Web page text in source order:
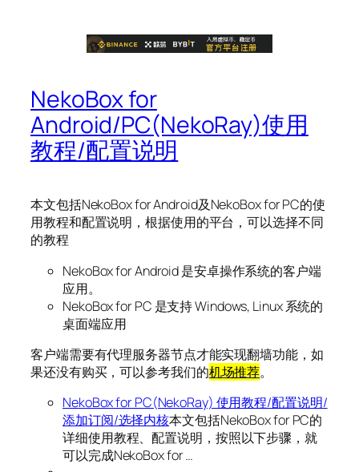
NekoBox for
Android/PC(NekoRay)使用
教程/配置说明
本文包括NekoBox for Android及NekoBox for PC的使
用教程和配置说明，根据使用的平台，可以选择不同
的教程
NekoBox for Android 是安卓操作系统的客户端
应用。
NekoBox for PC 是支持 Windows, Linux 系统的
桌面端应用
客户端需要有代理服务器节点才能实现翻墙功能，如
果还没有购买，可以参考我们的机场推荐。
NekoBox for PC(NekoRay) 使用教程/配置说明/
添加订阅/选择内核本文包括NekoBox for PC的
详细使用教程、配置说明，按照以下步骤，就
可以完成NekoBox for …